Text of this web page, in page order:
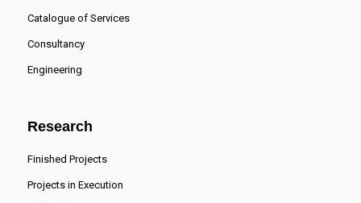
Catalogue of Services
Consultancy
Engineering
Research
Finished Projects
Projects in Execution